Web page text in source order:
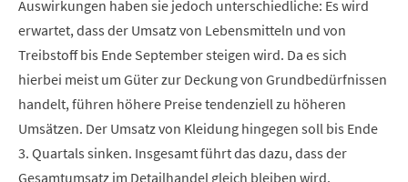
Auswirkungen haben sie jedoch unterschiedliche: Es wird
erwartet, dass der Umsatz von Lebensmitteln und von
Treibstoff bis Ende September steigen wird. Da es sich
hierbei meist um Güter zur Deckung von Grundbedürfnissen
handelt, führen höhere Preise tendenziell zu höheren
Umsätzen. Der Umsatz von Kleidung hingegen soll bis Ende
3. Quartals sinken. Insgesamt führt das dazu, dass der
Gesamtumsatz im Detailhandel gleich bleiben wird.